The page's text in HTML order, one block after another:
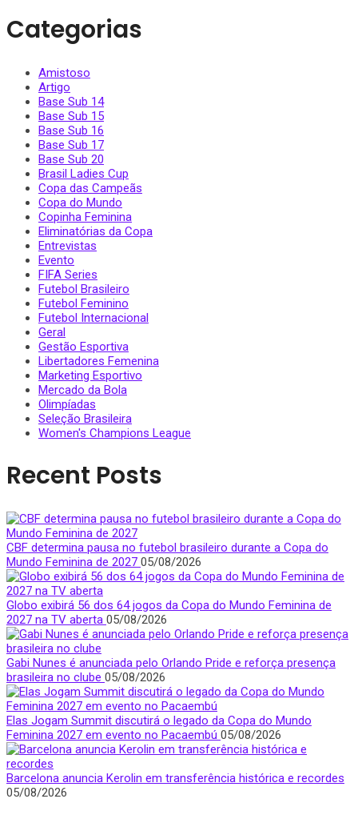
Categorias
Amistoso
Artigo
Base Sub 14
Base Sub 15
Base Sub 16
Base Sub 17
Base Sub 20
Brasil Ladies Cup
Copa das Campeãs
Copa do Mundo
Copinha Feminina
Eliminatórias da Copa
Entrevistas
Evento
FIFA Series
Futebol Brasileiro
Futebol Feminino
Futebol Internacional
Geral
Gestão Esportiva
Libertadores Femenina
Marketing Esportivo
Mercado da Bola
Olimpíadas
Seleção Brasileira
Women's Champions League
Recent Posts
CBF determina pausa no futebol brasileiro durante a Copa do
Mundo Feminina de 2027 05/08/2026
Globo exibirá 56 dos 64 jogos da Copa do Mundo Feminina de
2027 na TV aberta 05/08/2026
Gabi Nunes é anunciada pelo Orlando Pride e reforça presença
brasileira no clube 05/08/2026
Elas Jogam Summit discutirá o legado da Copa do Mundo
Feminina 2027 em evento no Pacaembú 05/08/2026
Barcelona anuncia Kerolin em transferência histórica e recordes
05/08/2026